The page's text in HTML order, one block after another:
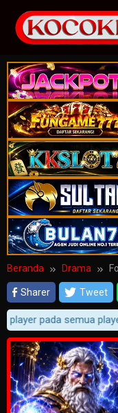
konten
Beranda Drama
Sharer Tweet
pada semua